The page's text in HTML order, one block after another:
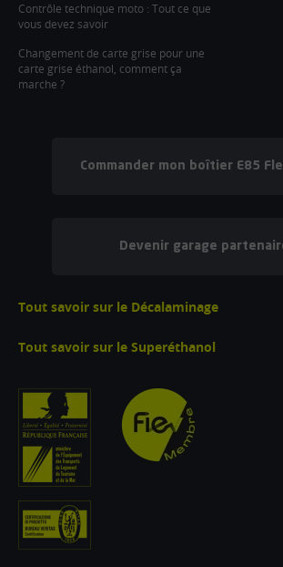
Contrôle technique moto : Tout ce que
vous devez savoir
Changement de carte grise pour une
carte grise éthanol, comment ça
marche ?
Commander mon boîtier E85
Devenir garage
Tout savoir sur le Décalaminage
Tout savoir sur le Superéthanol